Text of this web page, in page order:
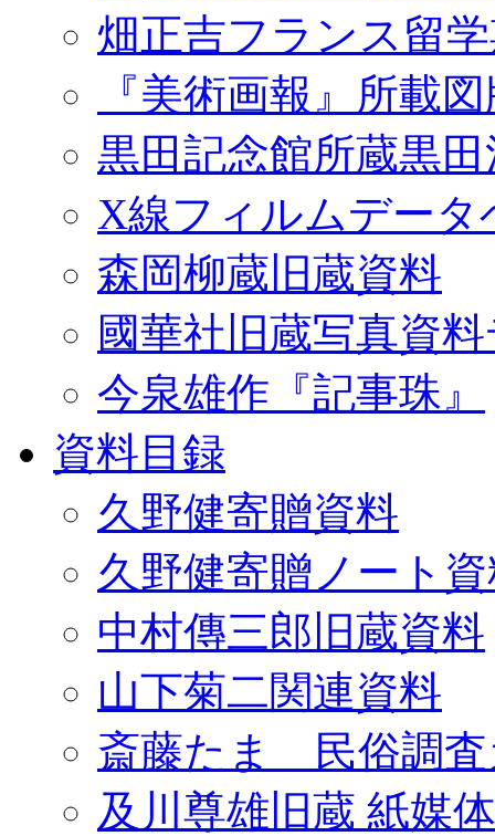
畑正吉フランス留
『美術画報』所載
黒田記念館所蔵黒
X線フィルムデータ
森岡柳蔵旧蔵資料
國華社旧蔵写真資
今泉雄作『記事珠』
資料目録
久野健寄贈資料
久野健寄贈ノート
中村傳三郎旧蔵資料
山下菊二関連資料
斎藤たま 民俗調査
及川尊雄旧蔵 紙媒